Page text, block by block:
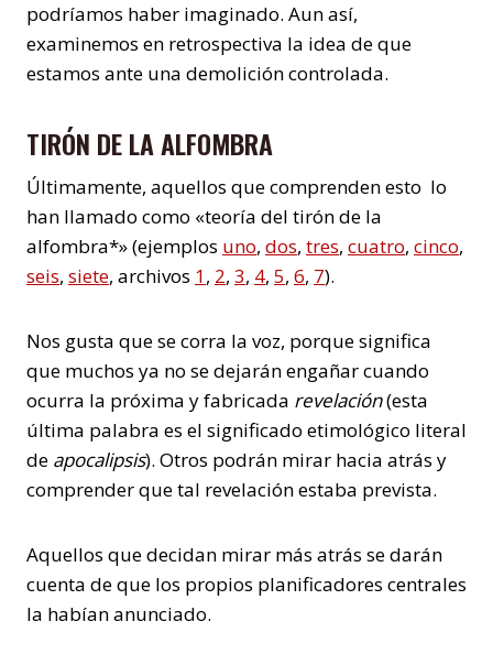
podríamos haber imaginado. Aun así,
examinemos en retrospectiva la idea de que
estamos ante una demolición controlada.
TIRÓN DE LA ALFOMBRA
Últimamente, aquellos que comprenden esto lo
han llamado como «teoría del tirón de la
alfombra*» (ejemplos uno, dos, tres, cuatro, cinco,
seis, siete, archivos 1, 2, 3, 4, 5, 6, 7).
Nos gusta que se corra la voz, porque significa
que muchos ya no se dejarán engañar cuando
ocurra la próxima y fabricada revelación(esta
última palabra es el significado etimológico literal
de apocalipsis). Otros podrán mirar hacia atrás y
comprender que tal revelación estaba prevista.
Aquellos que decidan mirar más atrás se darán
cuenta de que los propios planificadores centrales
la habían anunciado.